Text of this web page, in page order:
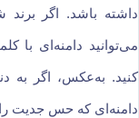
داشته باشد. اگر برند
می‌توانید دامنه‌ای با
کنید. به‌عکس، اگر به
دامنه‌ای که حس جدیت